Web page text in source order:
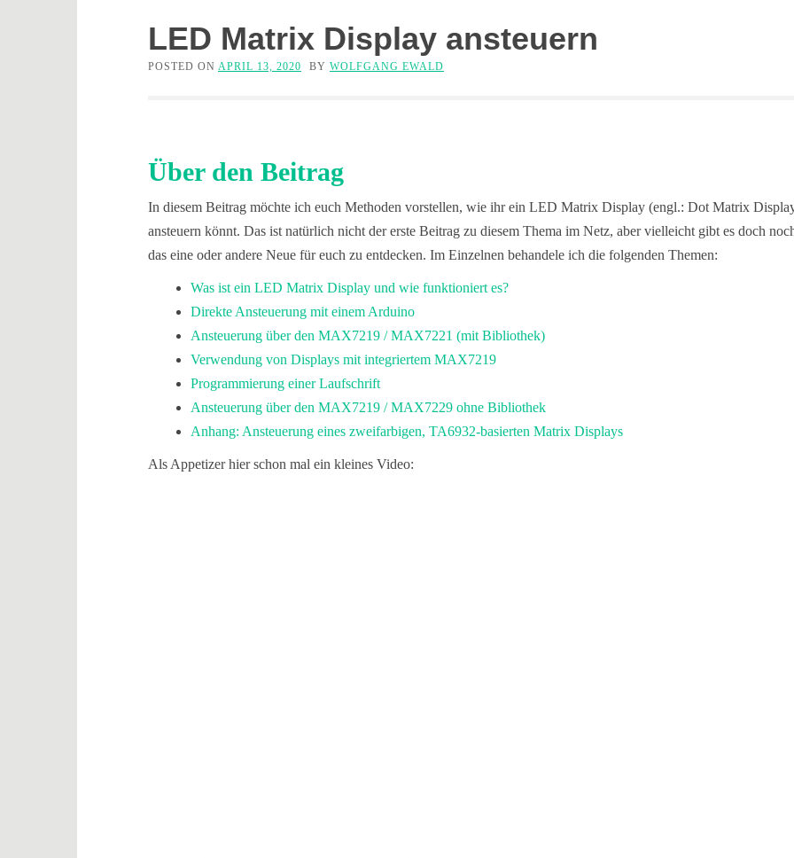
LED Matrix Display ansteuern
POSTED ON APRIL 13, 2020 BY WOLFGANG EWALD
Über den Beitrag
In diesem Beitrag möchte ich euch Methoden vorstellen, wie ihr ein LED Matrix Display (engl.: Dot Matrix
ansteuern könnt. Das ist natürlich nicht der erste Beitrag zu diesem Thema im Netz, aber vielleicht gibt es doch
das eine oder andere Neue für euch zu entdecken. Im Einzelnen behandele ich die folgenden Themen:
Was ist ein LED Matrix Display und wie funktioniert es?
Direkte Ansteuerung mit einem Arduino
Ansteuerung über den MAX7219 / MAX7221 (mit Bibliothek)
Verwendung von Displays mit integriertem MAX7219
Programmierung einer Laufschrift
Ansteuerung über den MAX7219 / MAX7229 ohne Bibliothek
Anhang: Ansteuerung eines zweifarbigen, TA6932-basierten Matrix Displays
Als Appetizer hier schon mal ein kleines Video: